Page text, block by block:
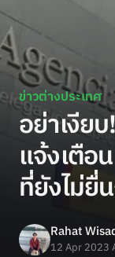
ข่าวต่างประเทศ
อย่าเงีย
แจ้งเตือ
ที่ยังไม่ยื่
Rahat
12 Apr 2023